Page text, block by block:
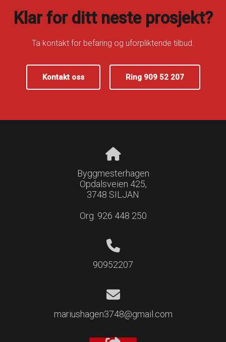
Klar for ditt neste prosjekt?
Ta kontakt for befaring og uforpliktende tilbud.
Kontakt oss Ring 909 52 207
Byggmesterhagen
Opdalsveien 425,
3748 SILJAN
Org. 926 448 250
90952207
mariushagen3748@gmail.com